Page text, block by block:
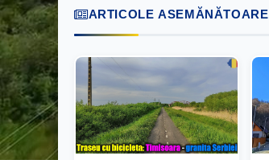
ARTICOLE ASEMĂNĂTOARE